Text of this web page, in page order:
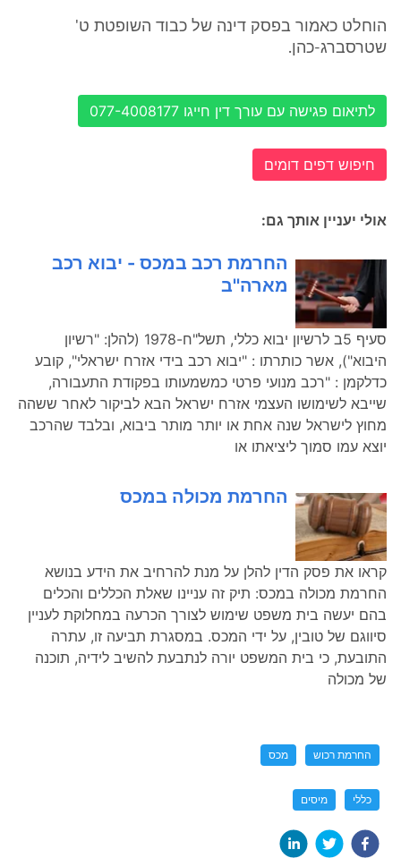
הוחלט כאמור בפסק דינה של כבוד השופטת ט'
שטרסברג-כהן.
לתיאום פגישה עם עורך דין חייגו 077-4008177
חיפוש דפים דומים
אולי יעניין אותך גם:
החרמת רכב במכס - יבוא רכב
מארה''ב
סעיף 5ב לרשיון יבוא כללי, תשל"ח-1978 (להלן: "רשיון
היבוא"), אשר כותרתו : "יבוא רכב בידי אזרח ישראלי", קובע
כדלקמן : "רכב מנועי פרטי כמשמעותו בפקודת התעבורה,
שייבא לשימושו העצמי אזרח ישראל הבא לביקור לאחר ששהה
מחוץ לישראל שנה אחת או יותר מותר ביבוא, ובלבד שהרכב
יוצא עמו סמוך ליציאתו או
החרמת מכולה במכס
קראו את פסק הדין להלן על מנת להרחיב את הידע בנושא
החרמת מכולה במכס: תיק זה עניינו שאלת הכללים והכלים
בהם יעשה בית משפט שימוש לצורך הכרעה במחלוקת לעניין
סיווגם של טובין, על ידי המכס. במסגרת תביעה זו, עתרה
התובעת, כי בית המשפט יורה לנתבעת להשיב לידיה, תוכנה
של מכולה
החרמת רכוש מכס
כללי מיסים